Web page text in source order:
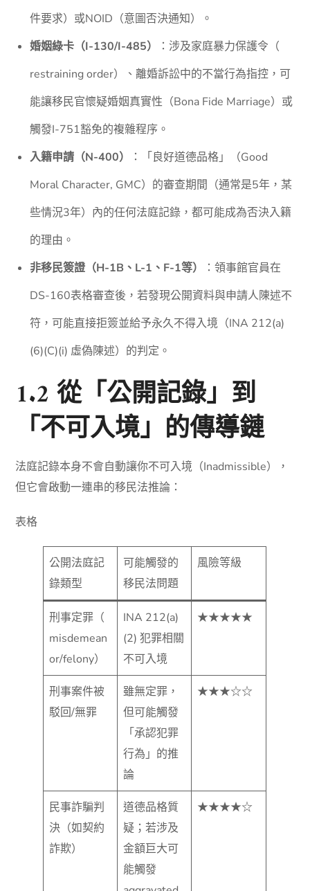
件要求）或NOID（意圖否決通知）。
婚姻綠卡（I-130/I-485）
：涉及家庭暴力保護令（
restraining order）、離婚訴訟中的不當行為指控，可
能讓移民官懷疑婚姻真實性（Bona Fide Marriage）或
觸發I-751豁免的複雜程序。
入籍申請（N-400）
：「良好道德品格」（Good
Moral Character, GMC）的審查期間（通常是5年，某
些情況3年）內的任何法庭記錄，都可能成為否決入籍
的理由。
非移民簽證（H-1B、L-1、F-1等）
：領事館官員在
DS-160表格審查後，若發現公開資料與申請人陳述不
符，可能直接拒簽並給予永久不得入境（INA 212(a)
(6)(C)(i) 虛偽陳述）的判定。
1.2 從「公開記錄」到
「不可入境」的傳導鏈
法庭記錄本身不會自動讓你不可入境（Inadmissible），
但它會啟動一連串的移民法推論：
表格
公開法庭記
錄類型
可能觸發的
移民法問題
風險等級
刑事定罪（
misdemean
or/felony）
INA 212(a)
(2) 犯罪相關
不可入境
★★★★★
刑事案件被
駁回/無罪
雖無定罪，
但可能觸發
「承認犯罪
行為」的推
論
★★★☆☆
民事詐騙判
決（如契約
詐欺）
道德品格質
疑；若涉及
金額巨大可
能觸發
★★★★☆